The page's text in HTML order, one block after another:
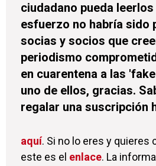
ciudadano pueda
esfuerzo no habría sido
socias y socios que
periodismo
en cuarentena a las
uno de ellos, gracias.
regalar una suscripción
aquí. Si no lo eres y quieres
este es el enlace. La